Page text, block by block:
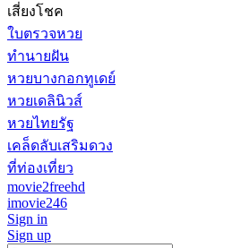
เสี่ยงโชค
ใบตรวจหวย
ทำนายฝัน
หวยบางกอกทูเดย์
หวยเดลินิวส์
หวยไทยรัฐ
เคล็ดลับเสริมดวง
ที่ท่องเที่ยว
movie2freehd
imovie246
Sign in
Sign up